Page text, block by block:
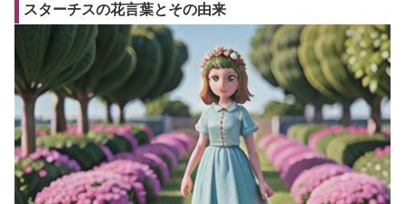
スターチスの花言葉とその由来